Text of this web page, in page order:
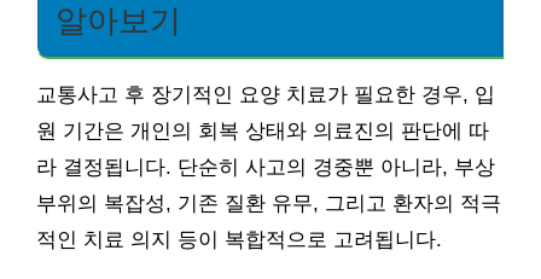
알아보기
교통사고 후 장기적인 요양 치료가 필요한 경우, 입
원 기간은 개인의 회복 상태와 의료진의 판단에 따
라 결정됩니다. 단순히 사고의 경중뿐 아니라, 부상
부위의 복잡성, 기존 질환 유무, 그리고 환자의 적극
적인 치료 의지 등이 복합적으로 고려됩니다.